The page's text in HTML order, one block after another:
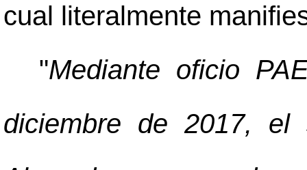
cual literalmente
"Mediante oficio
diciembre de 2017, el